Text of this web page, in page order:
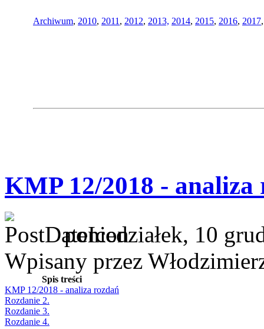
Archiwum, 2010, 2011 , 2012, 2013, 2014, 2015, 2016, 2017
KMP 12/2018 - analiza
poniedziałek, 10
Wpisany przez
Spis treści
KMP 12/2018 - analiza rozdań
Rozdanie 2.
Rozdanie 3.
Rozdanie 4.